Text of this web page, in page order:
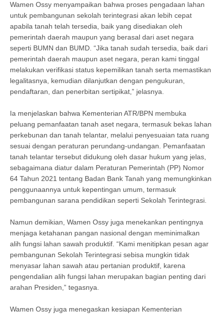
Wamen Ossy menyampaikan bahwa proses pengadaan lahan
untuk pembangunan sekolah terintegrasi akan lebih cepat
apabila tanah telah tersedia, baik yang disediakan oleh
pemerintah daerah maupun yang berasal dari aset negara
seperti BUMN dan BUMD. “Jika tanah sudah tersedia, baik dari
pemerintah daerah maupun aset negara, peran kami tinggal
melakukan verifikasi status kepemilikan tanah serta memastikan
legalitasnya, kemudian dilanjutkan dengan pengukuran,
pendaftaran, dan penerbitan sertipikat,” jelasnya.
Ia menjelaskan bahwa Kementerian ATR/BPN membuka
peluang pemanfaatan tanah aset negara, termasuk bekas lahan
perkebunan dan tanah telantar, melalui penyesuaian tata ruang
sesuai dengan peraturan perundang-undangan. Pemanfaatan
tanah telantar tersebut didukung oleh dasar hukum yang jelas,
sebagaimana diatur dalam Peraturan Pemerintah (PP) Nomor
64 Tahun 2021 tentang Badan Bank Tanah yang memungkinkan
penggunaannya untuk kepentingan umum, termasuk
pembangunan sarana pendidikan seperti Sekolah Terintegrasi.
Namun demikian, Wamen Ossy juga menekankan pentingnya
menjaga ketahanan pangan nasional dengan meminimalkan
alih fungsi lahan sawah produktif. “Kami menitipkan pesan agar
pembangunan Sekolah Terintegrasi sebisa mungkin tidak
menyasar lahan sawah atau pertanian produktif, karena
pengendalian alih fungsi lahan merupakan bagian penting dari
arahan Presiden,” tegasnya.
Wamen Ossy juga menegaskan kesiapan Kementerian